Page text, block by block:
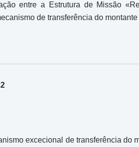
entre a Estrutura de Missão
de transferência do
excecional de transferência do